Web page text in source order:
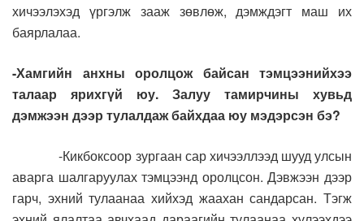
хичээлэхэд үргэлж зааж зөвлөж, дэмждэгт маш их
баярлалаа.
-Хамгийн анхны оролцож байсан тэмцээнийхээ
талаар ярихгүй юу. Залуу тамирчины хувьд
дэмжээн дээр тулалдаж байхдаа юу мэдэрсэн бэ?
-Кикбоксоор зургаан сар хичээллээд шууд улсын
аварга шалгаруулах тэмцээнд оролцсон. Дэвжээн дээр
гарч, эхний тулаанаа хийхэд жаахан сандарсан. Тэгж